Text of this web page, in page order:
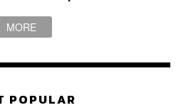
ยน จากตรึงราคา เป็นช่วย
MORE
POPULAR